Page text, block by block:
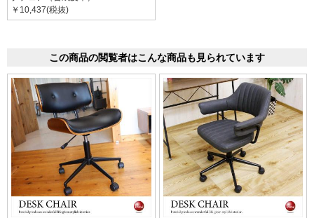
￥10,437(税抜)
この商品の閲覧者はこんな商品も見られています